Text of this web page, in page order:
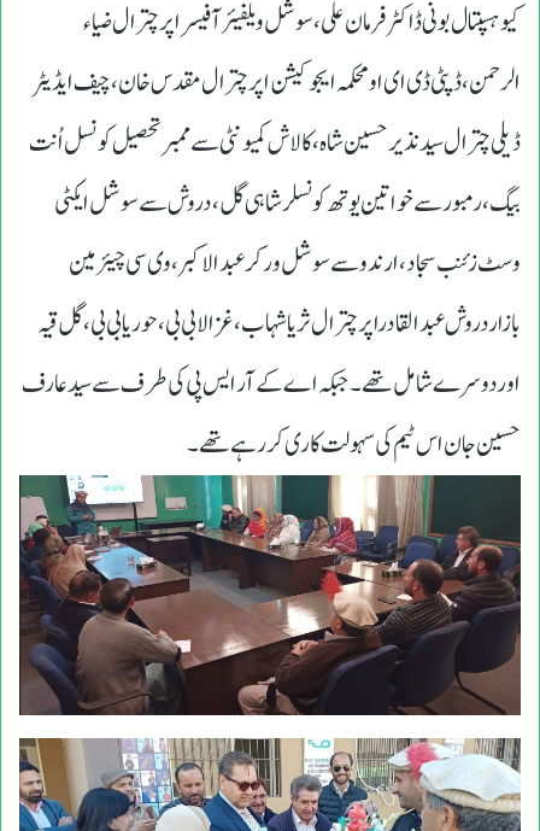
کیوہسپتال بونی ڈاکٹرفرمان علی،سوشل ویلفیئر آفیسراپرچترال ضیاء
الرحمن،ڈپٹی ڈی ای اومحکمہ ایجوکیشن اپرچترال مقدس خان ،چیف ایڈیٹر
ڈیلی چترال سیدنذیرحسین شاہ ،کالاش کمیونٹی سے ممبرتحصیل کونسل اُنت
بیگ ،رمبورسے خواتین یوتھ کونسلرشاہی گل، دروش سے سوشل ایکٹی
وسٹ زئنب سجاد،ارندوسےسوشل ورکرعبدالاکبر،وی سی چیئرمین
بازاردروش عبدالقادراپرچترال ثریا شہاب،غزالا بی بی ،حوریابی بی،گل قیہ
اوردوسرے شامل تھے ۔ جبکہ اے کے آر ایس پی کی طرف سے سیدعارف
حسین جان اس ٹیم کی سہولت کاری کر رہے تھے ۔